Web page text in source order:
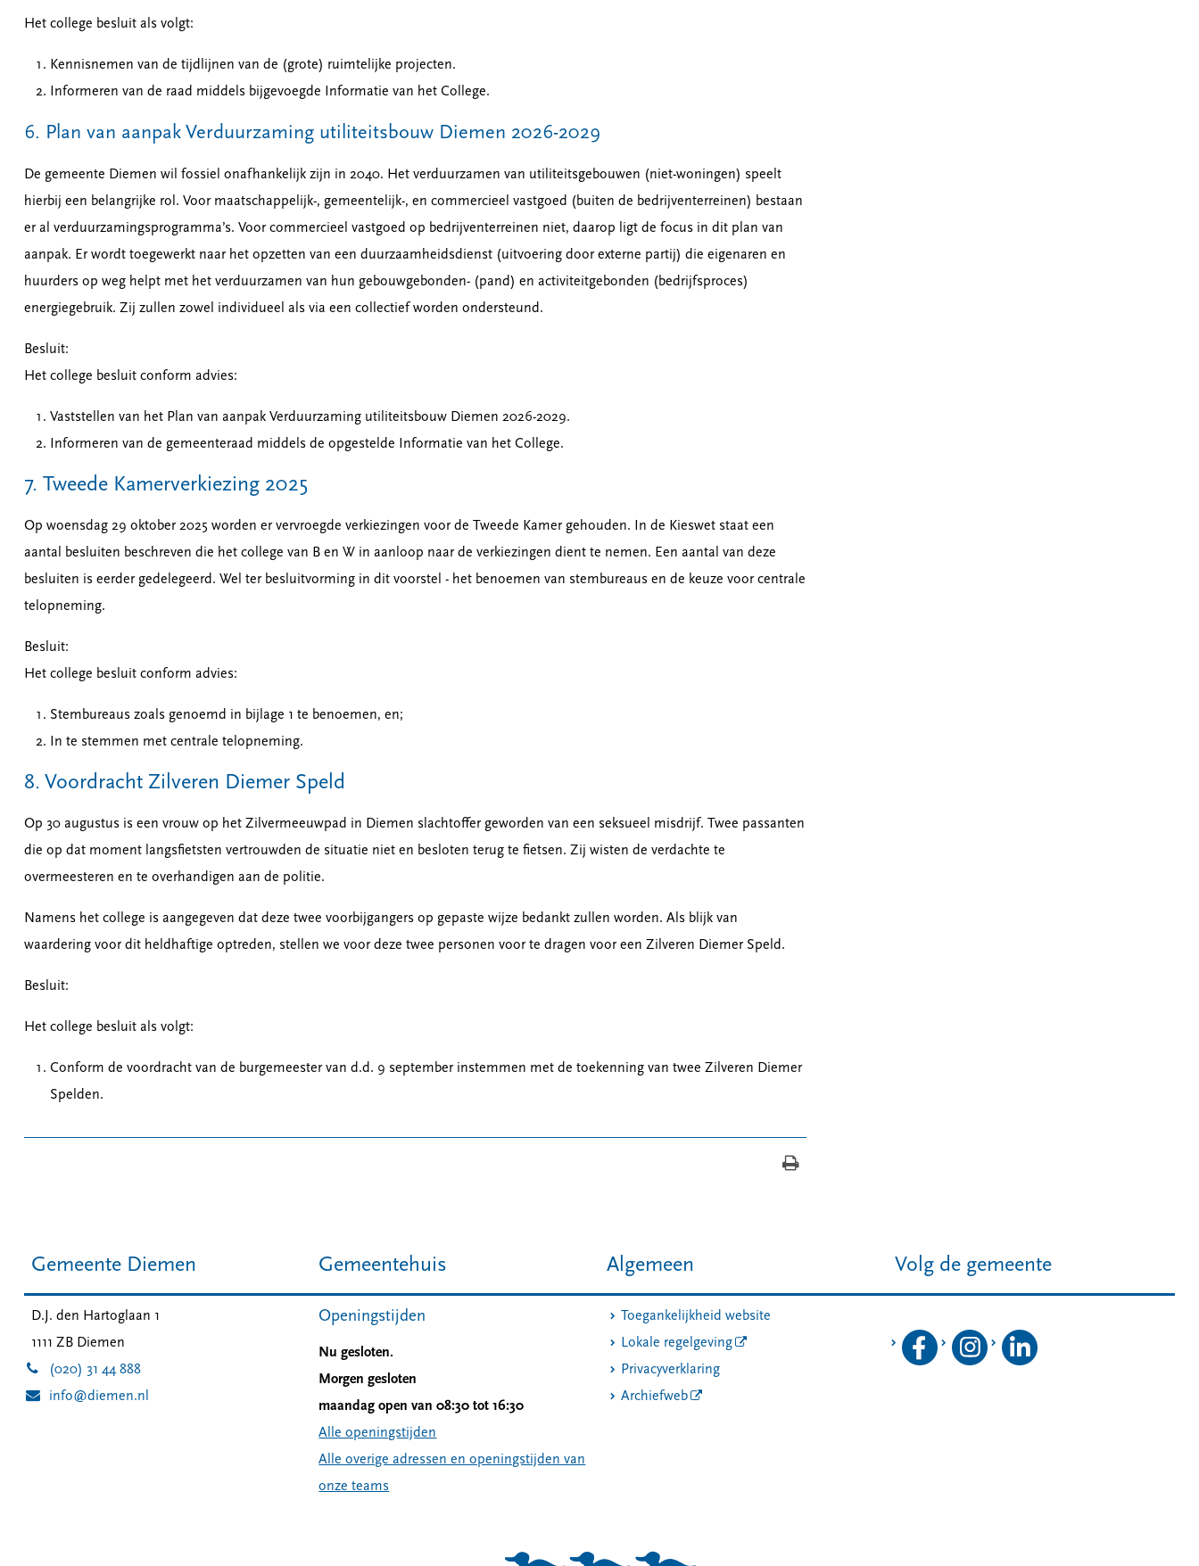
Het college besluit als volgt:
Kennisnemen van de tijdlijnen van de (grote) ruimtelijke projecten.
Informeren van de raad middels bijgevoegde Informatie van het College.
6. Plan van aanpak Verduurzaming utiliteitsbouw Diemen 2026-2029
De gemeente Diemen wil fossiel onafhankelijk zijn in 2040. Het verduurzamen van utiliteitsgebouwen (niet-woningen) speelt
hierbij een belangrijke rol. Voor maatschappelijk-, gemeentelijk-, en commercieel vastgoed (buiten de bedrijventerreinen) bestaan
er al verduurzamingsprogramma’s. Voor commercieel vastgoed op bedrijventerreinen niet, daarop ligt de focus in dit plan van
aanpak. Er wordt toegewerkt naar het opzetten van een duurzaamheidsdienst (uitvoering door externe partij) die eigenaren en
huurders op weg helpt met het verduurzamen van hun gebouwgebonden- (pand) en activiteitgebonden (bedrijfsproces)
energiegebruik. Zij zullen zowel individueel als via een collectief worden ondersteund.
Besluit:
Het college besluit conform advies:
Vaststellen van het Plan van aanpak Verduurzaming utiliteitsbouw Diemen 2026-2029.
Informeren van de gemeenteraad middels de opgestelde Informatie van het College.
7. Tweede Kamerverkiezing 2025
Op woensdag 29 oktober 2025 worden er vervroegde verkiezingen voor de Tweede Kamer gehouden. In de Kieswet staat een
aantal besluiten beschreven die het college van B en W in aanloop naar de verkiezingen dient te nemen. Een aantal van deze
besluiten is eerder gedelegeerd. Wel ter besluitvorming in dit voorstel - het benoemen van stembureaus en de keuze voor centrale
telopneming.
Besluit:
Het college besluit conform advies:
Stembureaus zoals genoemd in bijlage 1 te benoemen, en;
In te stemmen met centrale telopneming.
8. Voordracht Zilveren Diemer Speld
Op 30 augustus is een vrouw op het Zilvermeeuwpad in Diemen slachtoffer geworden van een seksueel misdrijf. Twee passanten
die op dat moment langsfietsten vertrouwden de situatie niet en besloten terug te fietsen. Zij wisten de verdachte te
overmeesteren en te overhandigen aan de politie.
Namens het college is aangegeven dat deze twee voorbijgangers op gepaste wijze bedankt zullen worden. Als blijk van
waardering voor dit heldhaftige optreden, stellen we voor deze twee personen voor te dragen voor een Zilveren Diemer Speld.
Besluit:
Het college besluit als volgt:
Conform de voordracht van de burgemeester van d.d. 9 september instemmen met de toekenning van twee Zilveren Diemer
Spelden.
Gemeente Diemen
D.J. den Hartoglaan 1
1111 ZB Diemen
(020) 31 44 888
info@diemen.nl
Gemeentehuis
Openingstijden
Nu gesloten.
Morgen gesloten
maandag open van 08:30 tot 16:30
Alle openingstijden
Alle overige adressen en openingstijden van
onze teams
Algemeen
Toegankelijkheid website
Lokale regelgeving
Privacyverklaring
Archiefweb
Volg de gemeente